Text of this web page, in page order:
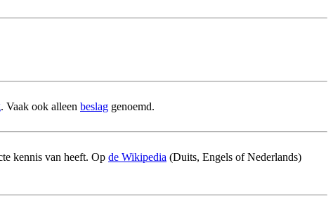
. Vaak ook alleen beslag genoemd.
kennis van heeft. Op de Wikipedia (Duits, Engels of Nederlands)